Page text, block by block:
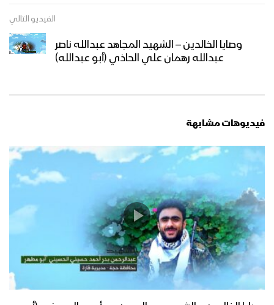
الفيديو التالي
وصايا الخالدين – الشهيد المجاهد عبدالله ناصر
عبدالله رهمان علي الحاذي (أبو عبدالله)
فيديوهات مشابهة